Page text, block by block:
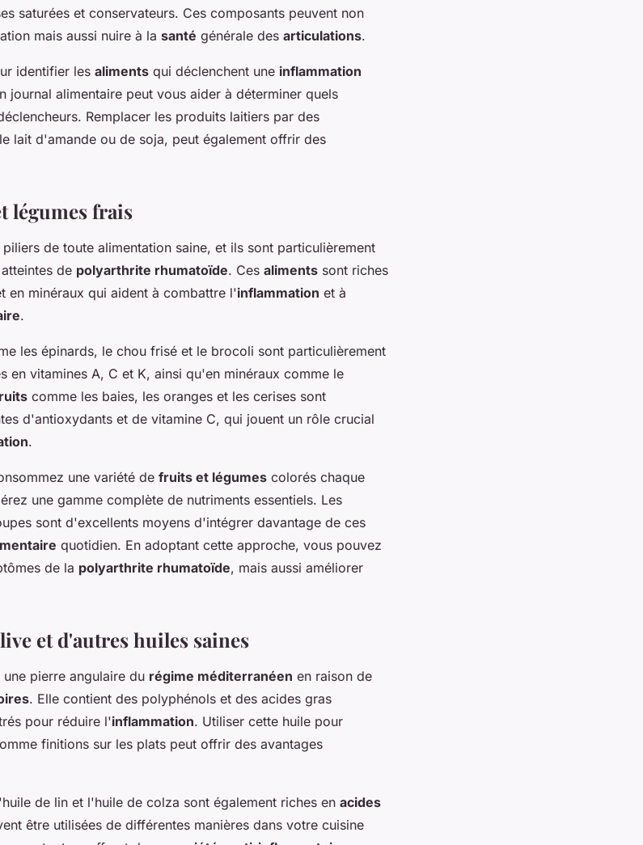
saturées et conservateurs. Ces composants peuvent non
mais aussi nuire à la santé générale des articulations.
identifier les aliments qui déclenchent une inflammation
journal alimentaire peut vous aider à déterminer quels
Remplacer les produits laitiers par des
lait d'amande ou de soja, peut également offrir des
légumes frais
piliers de toute alimentation saine, et ils sont particulièrement
de polyarthrite rhumatoïde. Ces aliments sont riches
en minéraux qui aident à combattre l'inflammation et à
.
les épinards, le chou frisé et le brocoli sont particulièrement
en vitamines A, C et K, ainsi qu'en minéraux comme le
comme les baies, les oranges et les cerises sont
d'antioxydants et de vitamine C, qui jouent un rôle crucial
.
une variété de fruits et légumes colorés chaque
une gamme complète de nutriments essentiels. Les
sont d'excellents moyens d'intégrer davantage de ces
quotidien. En adoptant cette approche, vous pouvez
de la polyarthrite rhumatoïde, mais aussi améliorer
et d'autres huiles saines
une pierre angulaire du régime méditerranéen en raison de
. Elle contient des polyphénols et des acides gras
pour réduire l'inflammation. Utiliser cette huile pour
finitions sur les plats peut offrir des avantages
de lin et l'huile de colza sont également riches en acides
être utilisées de différentes manières dans votre cuisine